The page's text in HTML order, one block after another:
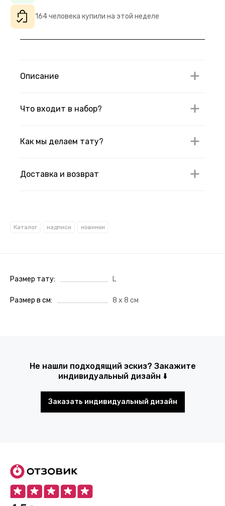
164 человека купили на этой неделе
Описание
Что входит в набор?
Как мы делаем тату?
Доставка и возврат
Каталог надписи новинки
Размер тату L
Размер в см 8 х 8 см
Не нашли подходящий эскиз? Закажите
индивидуальный дизайн ⬇️
Заказать индивидуальный дизайн